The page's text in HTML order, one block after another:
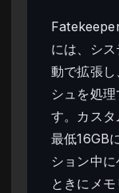
には、シ
動で拡張
シュを処
す。カス
最低16GB
ション中
ときにメ